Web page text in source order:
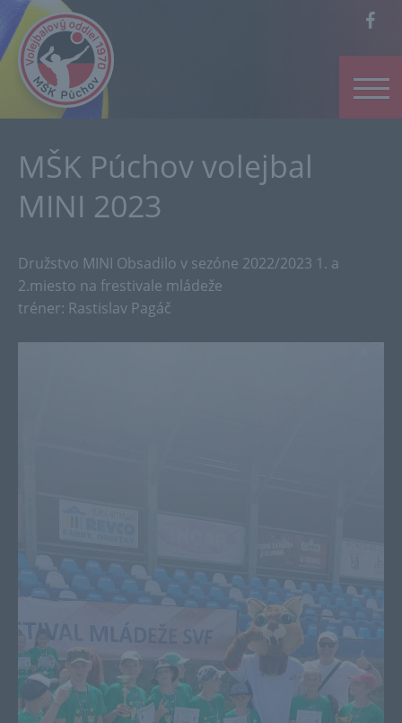
MŠK Púchov volejbal
MINI 2023
Družstvo MINI Obsadilo v sezóne 2022/2023 1. a
2.miesto na frestivale mládeže
tréner: Rastislav Pagáč